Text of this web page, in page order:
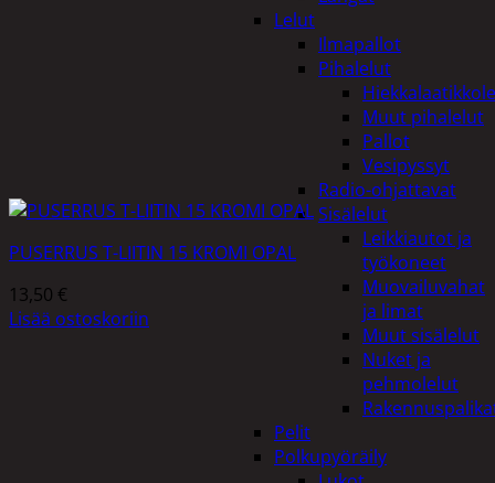
Lelut
Ilmapallot
Pihalelut
Muut pihalelut
Pallot
Vesipyssyt
Radio-ohjattavat
Sisälelut
Leikkiautot ja
työkoneet
Muovailuvahat
ja limat
Muut sisälelut
Nuket ja
pehmolelut
Pelit
Polkupyöräily
PUSERRUS T-LIITIN 15 KROMI OPAL
13,50 €
Lisää ostoskoriin